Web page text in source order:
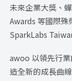
未來企業大獎、
Awards 等國際
SparkLabs
awoo 以領先行業
造全新的成長曲